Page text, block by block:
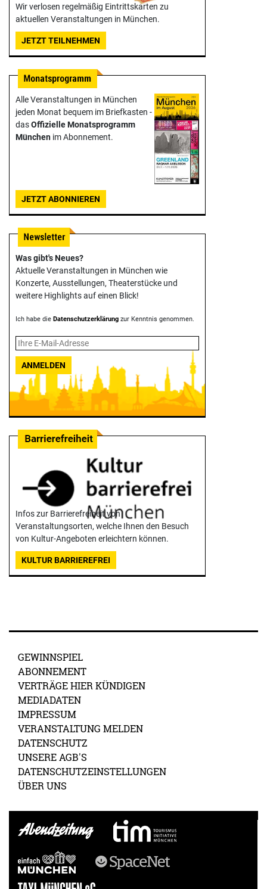
Wir verlosen regelmäßig Eintrittskarten zu
aktuellen Veranstaltungen in München.
JETZT TEILNEHMEN
Alle Veranstaltungen in München
jeden Monat bequem im Briefkasten -
dasOffizielle Monats­programm
München im Abonnement.
JETZT ABONNIEREN
Was gibt's Neues?
Aktuelle Veranstaltungen in München wie
Konzerte, Ausstellungen, Theater­stücke und
weitere Highlights auf einen Blick!
Ich habe die Datenschutzerklärung zur Kenntnis genommen.
ANMELDEN
Infos zur Barrierefreiheit von
Veranstaltungsorten, welche Ihnen den Besuch
von Kultur-Angeboten erleichtern können.
KULTUR BARRIEREFREI
GEWINNSPIEL
ABONNEMENT
VERTRÄGE HIER KÜNDIGEN
MEDIADATEN
IMPRESSUM
VERANSTALTUNG MELDEN
DATENSCHUTZ
UNSERE AGB'S
DATENSCHUTZEINSTELLUNGEN
ÜBER UNS